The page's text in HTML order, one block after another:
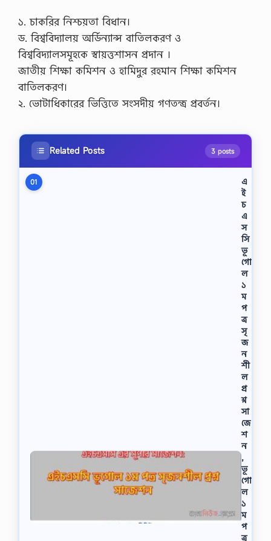
১. চাকরির নিশ্চয়তা বিধান।
ড. বিশ্ববিদ্যালয় অর্ডিন্যান্স বাতিলকরণ ও
বিশ্ববিদ্যালসমূহকে স্বায়ত্তশাসন প্রদান ।
জাতীয় শিক্ষা কমিশন ও হামিদুর রহমান শিক্ষা কমিশন
বাতিলকরণ।
২. ভোটাধিকারের ভিত্তিতে সংসদীয় গণতন্ত্র প্রবর্তন।
Related Posts 3 posts
01
এ
ই
চ
এ
স
সি
ভূ
গো
ল
১
ম
প
ত্র
সৃ
জ
ন
শী
ল
প্র
শ্ন
সা
জে
শ
ন
,
ভূ
গো
ল
১
ম
প
ত্র